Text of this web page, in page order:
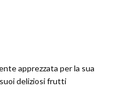
apprezzata per la sua
deliziosi frutti